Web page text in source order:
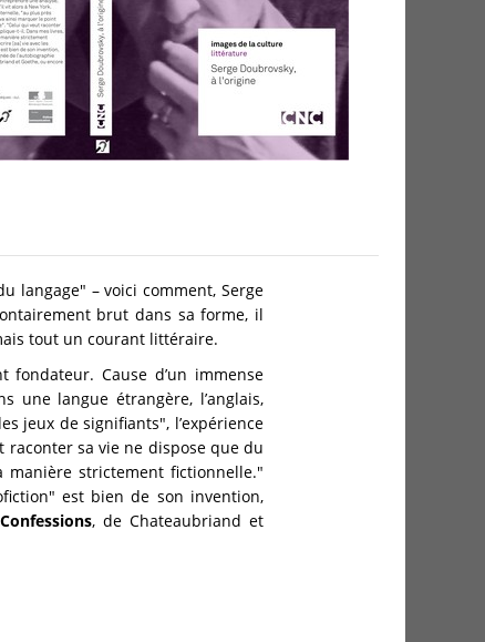
langage" – voici comment, Serge
brut dans sa forme, il
tout un courant littéraire.
fondateur. Cause d’un immense
une langue étrangère, l’anglais,
jeux de signifiants", l’expérience
raconter sa vie ne dispose que du
strictement fictionnelle."
est bien de son invention,
Confessions, de Chateaubriand et